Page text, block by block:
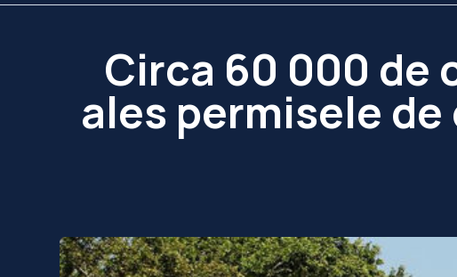
Circa 60 000 de
ales permisele